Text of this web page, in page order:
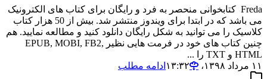
Freda کتابخوانی منحصر به فرد و رایگان برای کتاب های الکترونیک
می باشد که در ابتدا برای ویندوز منتشر شد. بیش از 50 هزار کتاب
کلاسیک را می توانید به شکل رایگان دانلود کنید و مطالعه نمایید. هم
چنین کتاب های خود در فرمت هایی نظیر EPUB, MOBI, FB2,
HTML و TXT را ...
۱۱ مرداد ۱۳۹۸،‏ ۱۳:۳۲
ادامه مطلب